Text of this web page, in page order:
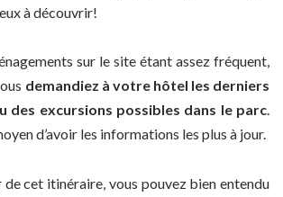
à découvrir!
sur le site étant assez fréquent,
demandiez à votre hôtel les derniers
des excursions possibles dans le parc.
d’avoir les informations les plus à jour.
de cet itinéraire, vous pouvez bien entendu